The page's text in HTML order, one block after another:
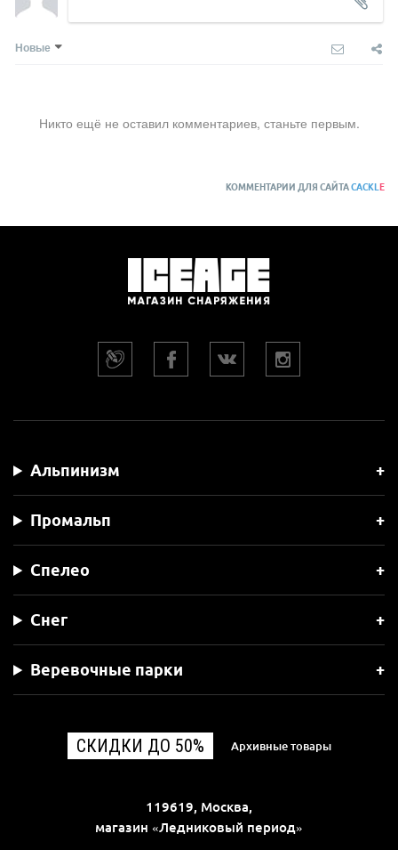
Новые
Никто ещё не оставил комментариев, станьте первым.
КОММЕНТАРИИ ДЛЯ САЙТАCACKLE
Альпинизм
Промальп
Спелео
Снег
Веревочные парки
СКИДКИ ДО 50% Архивные товары
119619, Москва,
магазин «Ледниковый период»